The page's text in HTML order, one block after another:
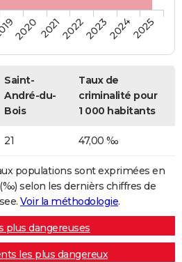
202020212022202320242025
Saint-
André-du-
Bois
Taux de
criminalité pour
1 000 habitants
21 47,00 ‰
populations sont exprimées en
selon les dernièrs chiffres de
Voir la méthodologie.
plus dangereuses
les plus dangereux